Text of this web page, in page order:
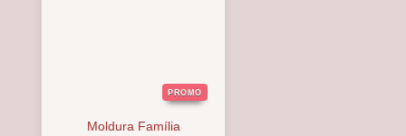
PROMO
Moldura Família